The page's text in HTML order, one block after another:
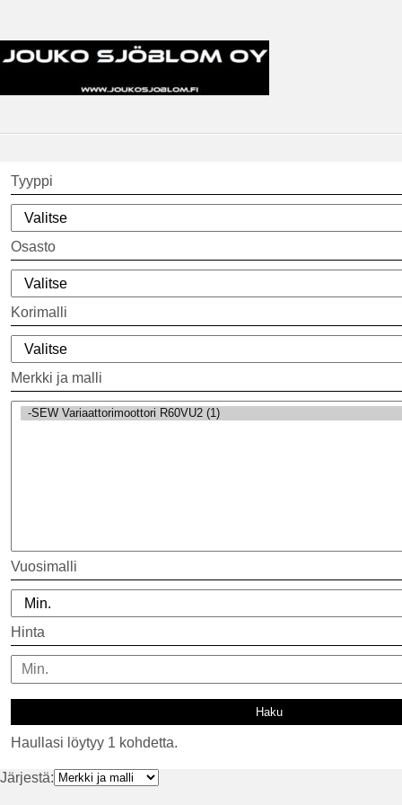
Tyyppi
Osasto
Korimalli
Merkki ja malli
Vuosimalli
Hinta
Haullasi löytyy 1 kohdetta.
Järjestä: